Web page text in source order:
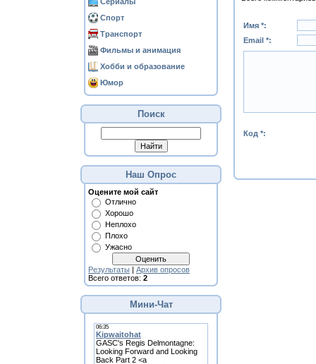
Спорт
Транспорт
Фильмы и анимация
Хобби и образование
Юмор
Поиск
Наш Опрос
Оцените мой сайт
Отлично
Хорошо
Неплохо
Плохо
Ужасно
Результаты | Архив опросов
Всего ответов: 2
Мини-Чат
Имя *:
Email *:
Код *: